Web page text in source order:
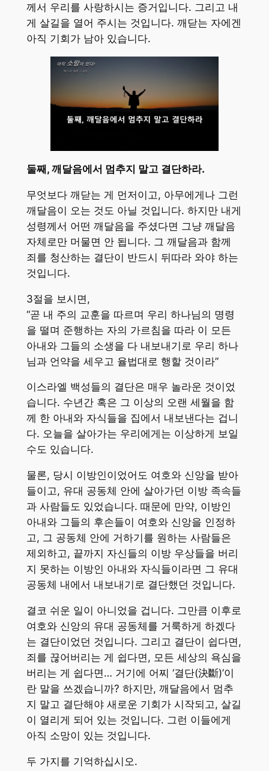
께서 우리를 사랑하시는 증거입니다. 그리고 내
게 살길을 열어 주시는 것입니다. 깨닫는 자에겐
아직 기회가 남아 있습니다.
둘째, 깨달음에서 멈추지 말고 결단하라.
무엇보다 깨닫는 게 먼저이고, 아무에게나 그런
깨달음이 오는 것도 아닐 것입니다. 하지만 내게
성령께서 어떤 깨달음을 주셨다면 그냥 깨달음
자체로만 머물면 안 됩니다. 그 깨달음과 함께
죄를 청산하는 결단이 반드시 뒤따라 와야 하는
것입니다.
3절을 보시면,
“곧 내 주의 교훈을 따르며 우리 하나님의 명령
을 떨며 준행하는 자의 가르침을 따라 이 모든
아내와 그들의 소생을 다 내보내기로 우리 하나
님과 언약을 세우고 율법대로 행할 것이라”
이스라엘 백성들의 결단은 매우 놀라운 것이었
습니다. 수년간 혹은 그 이상의 오랜 세월을 함
께 한 아내와 자식들을 집에서 내보낸다는 겁니
다. 오늘을 살아가는 우리에게는 이상하게 보일
수도 있습니다.
물론, 당시 이방인이었어도 여호와 신앙을 받아
들이고, 유대 공동체 안에 살아가던 이방 족속들
과 사람들도 있었습니다. 때문에 만약, 이방인
아내와 그들의 후손들이 여호와 신앙을 인정하
고, 그 공동체 안에 거하기를 원하는 사람들은
제외하고, 끝까지 자신들의 이방 우상들을 버리
지 못하는 이방인 아내와 자식들이라면 그 유대
공동체 내에서 내보내기로 결단했던 것입니다.
결코 쉬운 일이 아니었을 겁니다. 그만큼 이후로
여호와 신앙의 유대 공동체를 거룩하게 하겠다
는 결단이었던 것입니다. 그리고 결단이 쉽다면,
죄를 끊어버리는 게 쉽다면, 모든 세상의 욕심을
버리는 게 쉽다면… 거기에 어찌 ‘결단(決斷)’이
란 말을 쓰겠습니까? 하지만, 깨달음에서 멈추
지 말고 결단해야 새로운 기회가 시작되고, 살길
이 열리게 되어 있는 것입니다. 그런 이들에게
아직 소망이 있는 것입니다.
두 가지를 기억하십시오.